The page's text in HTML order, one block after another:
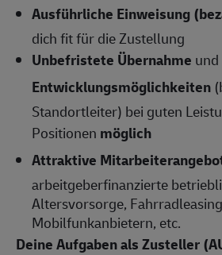
Ausführliche Einweisung
dich fit für die Zustellung
Unbefristete Übernahme und
Entwicklungsmöglichkeiten
Standortleiter) bei guten
Positionen möglich
Attraktive
arbeitgeberfinanzierte
Altersvorsorge,
Mobilfunkanbietern, etc.
Deine Aufgaben als Zusteller